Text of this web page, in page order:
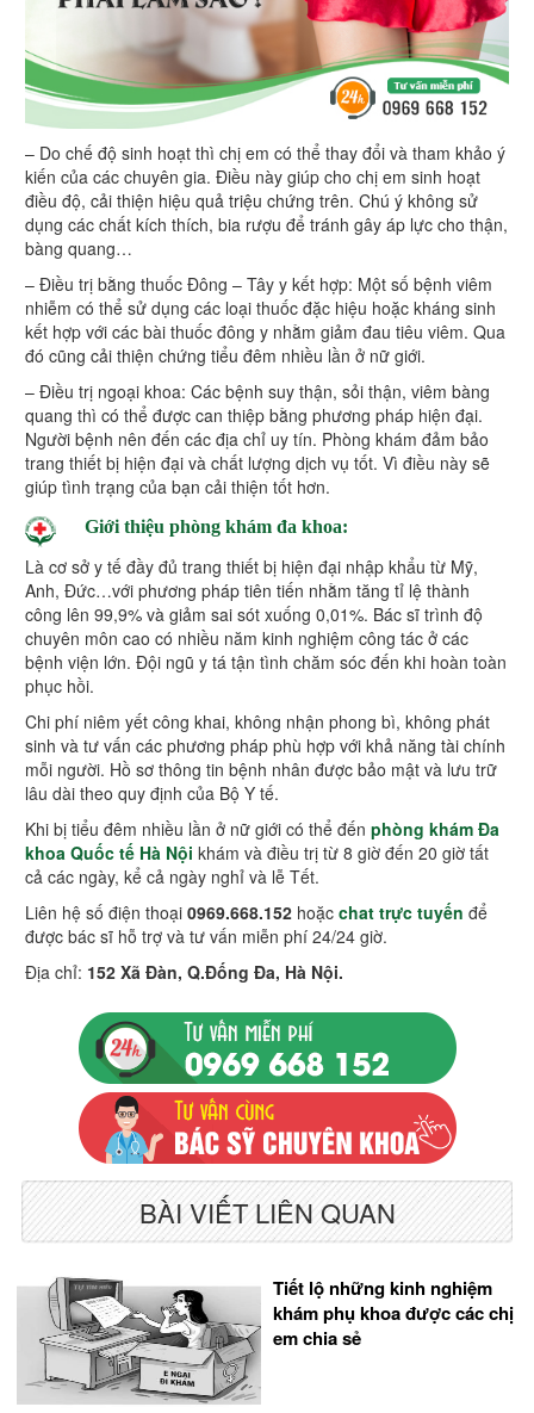
– Do chế độ sinh hoạt thì chị em có thể thay đổi và tham khảo ý
kiến của các chuyên gia. Điều này giúp cho chị em sinh hoạt
điều độ, cải thiện hiệu quả triệu chứng trên. Chú ý không sử
dụng các chất kích thích, bia rượu để tránh gây áp lực cho thận,
bàng quang…
– Điều trị bằng thuốc Đông – Tây y kết hợp: Một số bệnh viêm
nhiễm có thể sử dụng các loại thuốc đặc hiệu hoặc kháng sinh
kết hợp với các bài thuốc đông y nhằm giảm đau tiêu viêm. Qua
đó cũng cải thiện chứng tiểu đêm nhiều lần ở nữ giới.
– Điều trị ngoại khoa: Các bệnh suy thận, sỏi thận, viêm bàng
quang thì có thể được can thiệp bằng phương pháp hiện đại.
Người bệnh nên đến các địa chỉ uy tín. Phòng khám đảm bảo
trang thiết bị hiện đại và chất lượng dịch vụ tốt. Vì điều này sẽ
giúp tình trạng của bạn cải thiện tốt hơn.
Giới thiệu phòng khám đa khoa:
Là cơ sở y tế đầy đủ trang thiết bị hiện đại nhập khẩu từ Mỹ,
Anh, Đức…với phương pháp tiên tiến nhằm tăng tỉ lệ thành
công lên 99,9% và giảm sai sót xuống 0,01%. Bác sĩ trình độ
chuyên môn cao có nhiều năm kinh nghiệm công tác ở các
bệnh viện lớn. Đội ngũ y tá tận tình chăm sóc đến khi hoàn toàn
phục hồi.
Chi phí niêm yết công khai, không nhận phong bì, không phát
sinh và tư vấn các phương pháp phù hợp với khả năng tài chính
mỗi người. Hồ sơ thông tin bệnh nhân được bảo mật và lưu trữ
lâu dài theo quy định của Bộ Y tế.
Khi bị tiểu đêm nhiều lần ở nữ giới có thể đến phòng khám Đa
khoa Quốc tế Hà Nội khám và điều trị từ 8 giờ đến 20 giờ tất
cả các ngày, kể cả ngày nghỉ và lễ Tết.
Liên hệ số điện thoại 0969.668.152 hoặc chat trực tuyến để
được bác sĩ hỗ trợ và tư vấn miễn phí 24/24 giờ.
Địa chỉ: 152 Xã Đàn, Q.Đống Đa, Hà Nội.
BÀI VIẾT LIÊN QUAN
Tiết lộ những kinh nghiệm
khám phụ khoa được các chị
em chia sẻ